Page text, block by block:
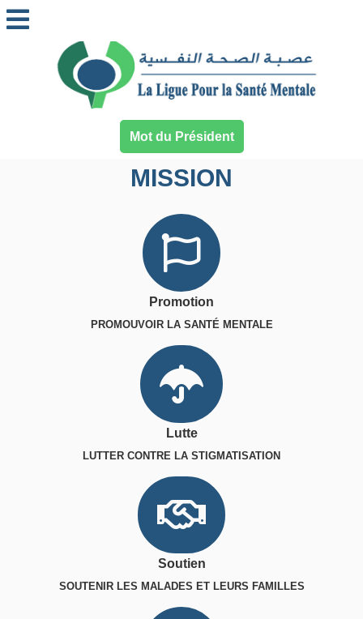
Mot du Président
MISSION
Promotion
PROMOUVOIR LA SANTÉ MENTALE
Lutte
LUTTER CONTRE LA STIGMATISATION
Soutien
SOUTENIR LES MALADES ET LEURS FAMILLES